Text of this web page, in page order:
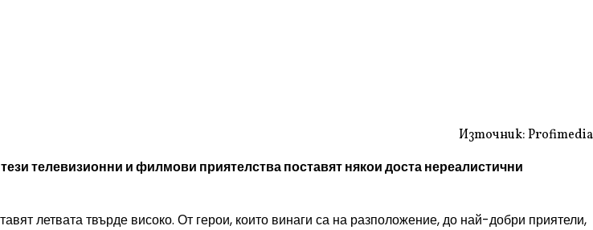
Източник: Profimedia
тези телевизионни и филмови приятелства поставят някои доста нереалистични
летвата твърде високо. От герои, които винаги са на разположение, до най-добри приятели,